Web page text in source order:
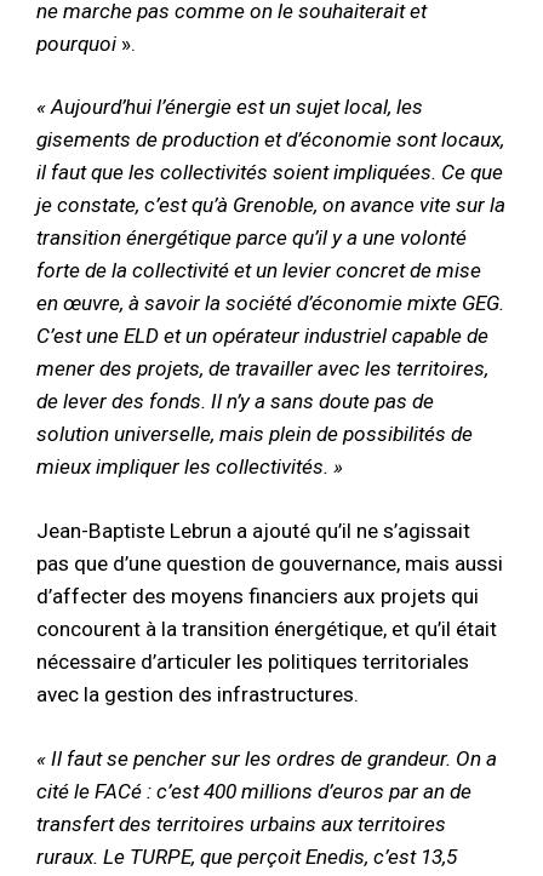
ne marche pas comme on le souhaiterait et
pourquoi ».
« Aujourd’hui l’énergie est un sujet local, les
gisements de production et d’économie sont locaux,
il faut que les collectivités soient impliquées. Ce que
je constate, c’est qu’à Grenoble, on avance vite sur la
transition énergétique parce qu’il y a une volonté
forte de la collectivité et un levier concret de mise
en œuvre, à savoir la société d’économie mixte GEG.
C’est une ELD et un opérateur industriel capable de
mener des projets, de travailler avec les territoires,
de lever des fonds. Il n’y a sans doute pas de
solution universelle, mais plein de possibilités de
mieux impliquer les collectivités. »
Jean-Baptiste Lebrun a ajouté qu’il ne s’agissait
pas que d’une question de gouvernance, mais aussi
d’affecter des moyens financiers aux projets qui
concourent à la transition énergétique, et qu’il était
nécessaire d’articuler les politiques territoriales
avec la gestion des infrastructures.
« Il faut se pencher sur les ordres de grandeur. On a
cité le FACé : c’est 400 millions d’euros par an de
transfert des territoires urbains aux territoires
ruraux. Le TURPE, que perçoit Enedis, c’est 13,5